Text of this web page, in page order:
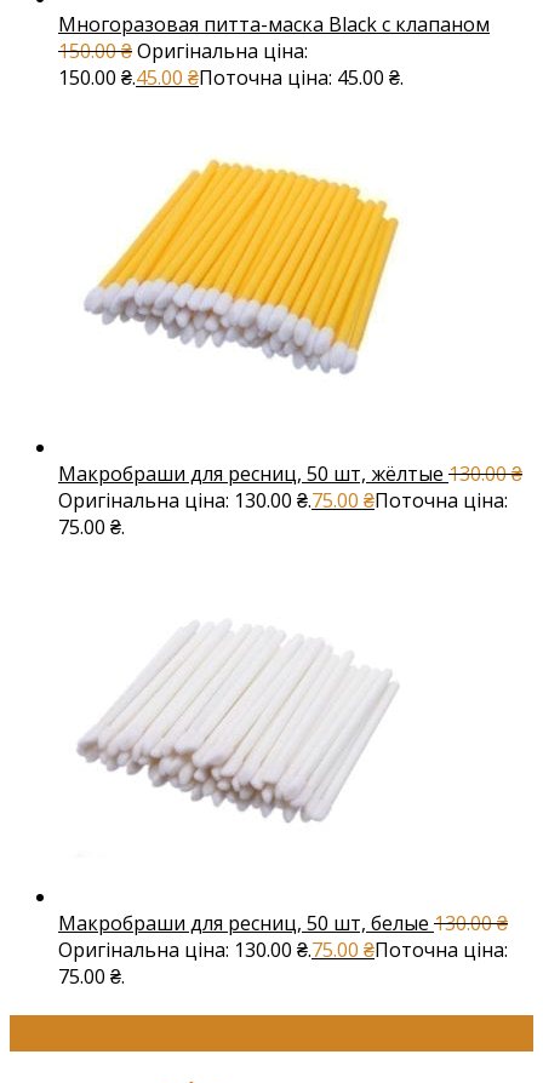
Многоразовая питта-маска Black с клапаном
150.00₴Оригінальна ціна:
150.00 ₴.45.00 ₴Поточна ціна: 45.00 ₴.
Макробраши для ресниц, 50 шт, жёлтые 130.00₴
Оригінальна ціна: 130.00 ₴.75.00 ₴Поточна ціна:
75.00 ₴.
Макробраши для ресниц, 50 шт, белые 130.00₴
Оригінальна ціна: 130.00 ₴.75.00 ₴Поточна ціна:
75.00 ₴.